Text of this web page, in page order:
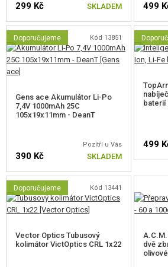
CNC tělo z leteckého hliníku 7075-T6
Jednodílná kovová vnější hlaveň
CNC kompenzátor
M-LOK CNC předpažbí
Výsuvná Delta pažba
Otvory pro uchycení QD oka na předpažbí
Polymerový zásobník na 120 ran
DeanT konektor
299 Kč SKLADEM 499
Doporučujeme Kód 13851
Gens ace Akumulátor Li-Po
7,4V 1000mAh 25C
105x19x11mm - DeanT
Pozítří u Vás
390 Kč SKLADEM
baterií
499
Doporučujeme Kód 13441
Vector Optics Tubusový
kolimátor VictOptics CRL 1x22
dvě